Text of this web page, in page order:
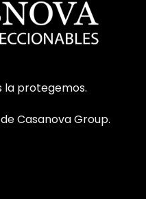
la protegemos.
Casanova Group.